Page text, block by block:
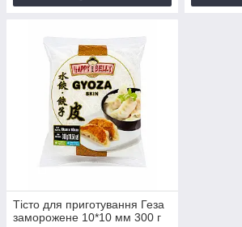
Тісто для приготування Геза
заморожене 10*10 мм 300 г